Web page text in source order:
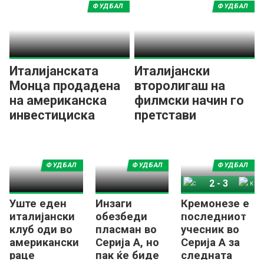
Италијанската
Монца продадена
на американска
инвестициска
ФУДБАЛ
Италијански
второлигаш на
филмски начин го
претстави
ФУДБАЛ
Уште еден
италијански
клуб оди во
американски
раце
ФУДБАЛ
Инзаги
обезбеди
пласман во
Серија А, но
пак ќе биде
ФУДБАЛ
Кремонезе е
последниот
учесник во
Серија А за
следната
ФУДБАЛ
Специја
2- 3
Кремонезе